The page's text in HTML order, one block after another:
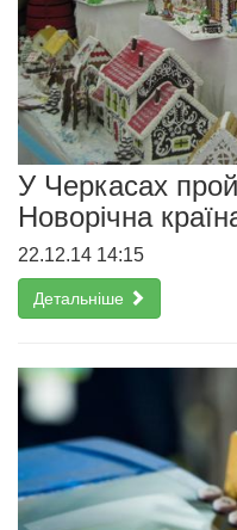
У Черкасах
Новорічна
22.12.14 14:15
Детальніше